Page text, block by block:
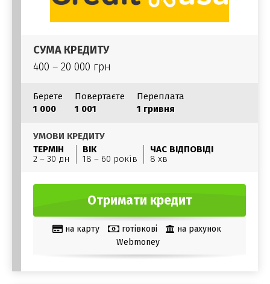
СУМА КРЕДИТУ
400 – 20 000 грн
Берете
1 000
Повертаєте
1 001
Переплата
1 гривня
УМОВИ КРЕДИТУ
ТЕРМІН
2 – 30 дн
ВІК
18 – 60 років
ЧАС ВІДПОВІДІ
8 хв
Отримати кредит
на карту готівкові
на рахунок
Webmoney